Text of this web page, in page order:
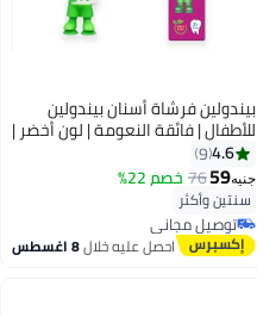
بيندولين فرشاة أسنان بيندولين
للأطفال | فائقة النعومة | لون أخضر |
قاعدة مطاطية | للأولاد
4.6
9
جنيه59
76 خصم 22%
سنتين وأكثر
توصيل مجاني
توصيل مجانياحصل عليه خلال8 اغسطس